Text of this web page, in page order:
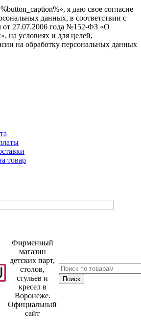
я даю свое согласие
данных, в соответствии с
от 27.07.2006 года №152-ФЗ «О
на условиях и для целей,
на обработку персональных данных
товар
Фирменный
магазин
детских парт,
столов,
стульев и
кресел в
Воронеже.
Официальный
сайт